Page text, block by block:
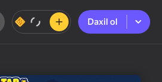
Daxil ol
Daxil ol